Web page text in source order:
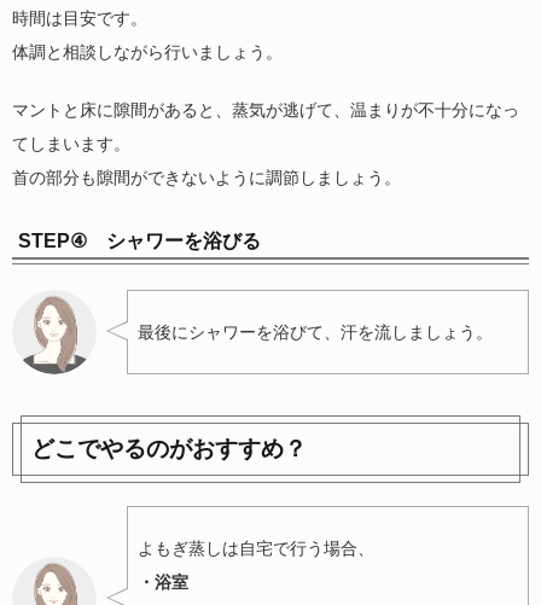
時間は目安です。
体調と相談しながら行いましょう。
マントと床に隙間があると、蒸気が逃げて、温まりが不十分になっ
てしまいます。
首の部分も隙間ができないように調節しましょう。
STEP④ シャワーを浴びる
最後にシャワーを浴びて、汗を流しましょう。
どこでやるのがおすすめ？
よもぎ蒸しは自宅で行う場合、
・浴室